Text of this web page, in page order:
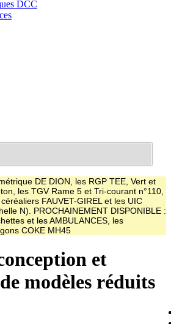
DCC
DE DION, les RGP TEE, Vert et
les TGV Rame 5 et Tri-courant n°110,
FAUVET-GIREL et les UIC
N). PROCHAINEMENT DISPONIBLE :
et les AMBULANCES, les
COKE MH45
et
modèles réduits